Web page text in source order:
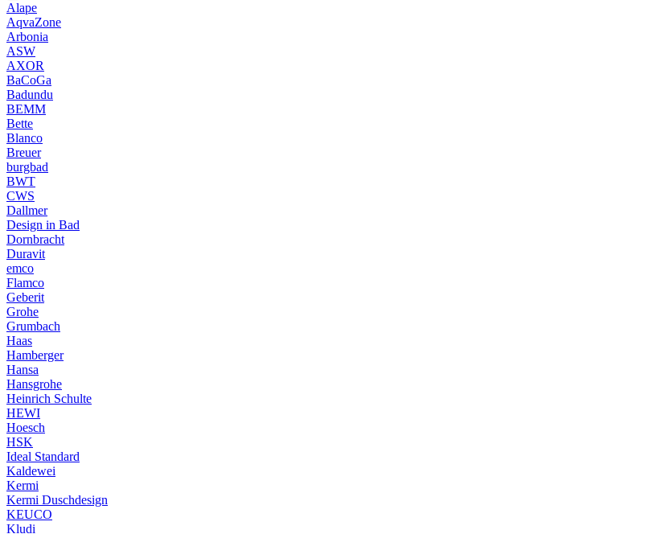
Alape
AqvaZone
Arbonia
ASW
AXOR
BaCoGa
Badundu
BEMM
Bette
Blanco
Breuer
burgbad
BWT
CWS
Dallmer
Design in Bad
Dornbracht
Duravit
emco
Flamco
Geberit
Grohe
Grumbach
Haas
Hamberger
Hansa
Hansgrohe
Heinrich Schulte
HEWI
Hoesch
HSK
Ideal Standard
Kaldewei
Kermi
Kermi Duschdesign
KEUCO
Kludi